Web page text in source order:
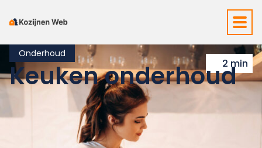
2 min
Onderhoud
Keuken onderhoud